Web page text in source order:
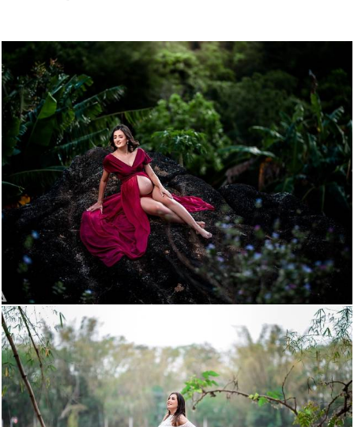
1221 22